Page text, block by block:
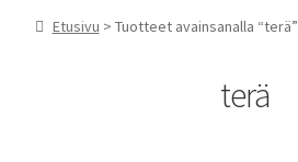
Etusivu > Tuotteet avainsanalla “terä”
terä